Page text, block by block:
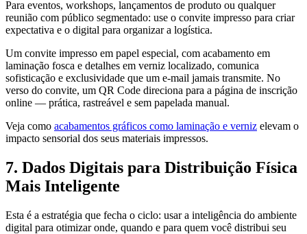
Para eventos, workshops, lançamentos de produto ou qualquer
reunião com público segmentado: use o convite impresso para criar
expectativa e o digital para organizar a logística.
Um convite impresso em papel especial, com acabamento em
laminação fosca e detalhes em verniz localizado, comunica
sofisticação e exclusividade que um e-mail jamais transmite. No
verso do convite, um QR Code direciona para a página de inscrição
online — prática, rastreável e sem papelada manual.
Veja como acabamentos gráficos como laminação e verniz elevam o
impacto sensorial dos seus materiais impressos.
7. Dados Digitais para Distribuição Física
Mais Inteligente
Esta é a estratégia que fecha o ciclo: usar a inteligência do ambiente
digital para otimizar onde, quando e para quem você distribui seu